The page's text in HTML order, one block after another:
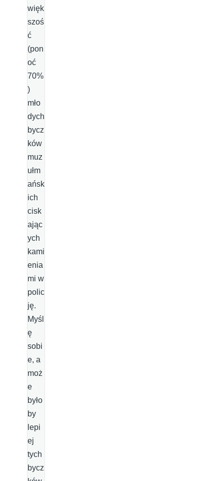
więk
szoś
ć
(pon
oć
70%
)
mło
dych
bycz
ków
muz
ułm
ańsk
ich
cisk
ając
ych
kami
enia
mi w
polic
ję.
Myśl
ę
sobi
e, a
moż
e
było
by
lepi
ej
tych
bycz